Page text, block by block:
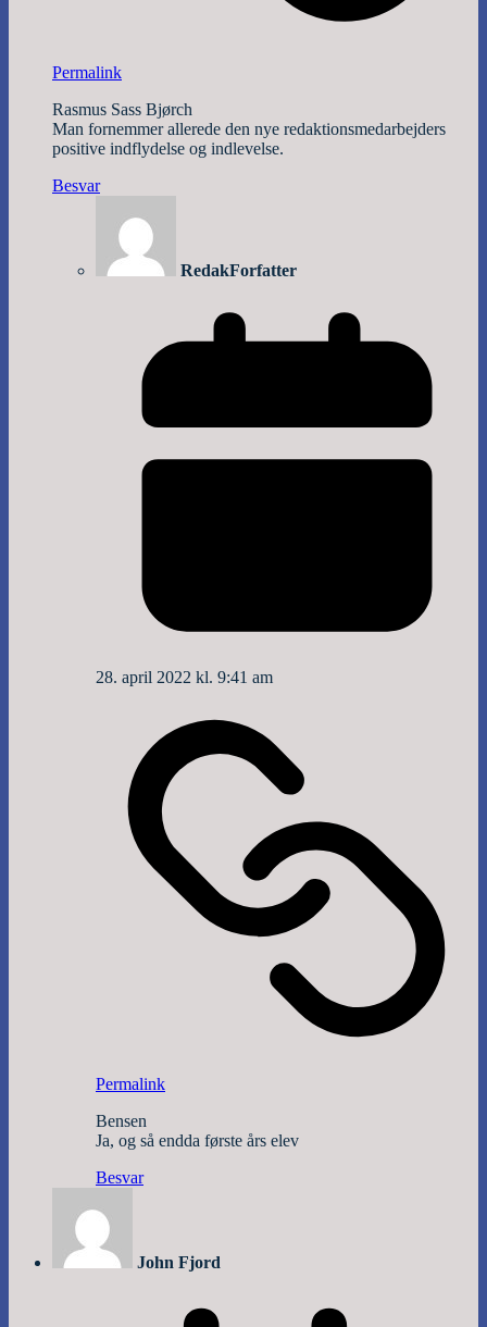
Permalink
Rasmus Sass Bjørch
Man fornemmer allerede den nye redaktionsmedarbejders
positive indflydelse og indlevelse.
Besvar
RedakForfatter
28. april 2022 kl. 9:41 am
Permalink
Bensen
Ja, og så endda første års elev
Besvar
John Fjord